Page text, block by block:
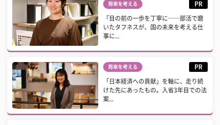
将来を考える PR
「目の前の一歩を丁寧に──部活で磨
いたタフネスが、国の未来を考える仕
事に...
将来を考える PR
「日本経済への貢献」を軸に、走り続
けた先にあったもの。入省3年目での法
案...